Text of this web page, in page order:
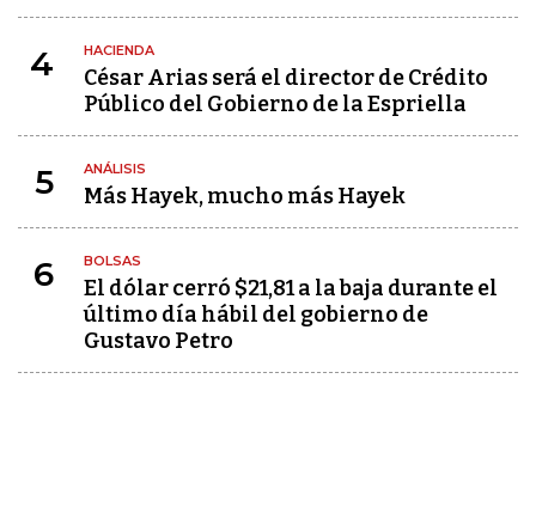
4 HACIENDA
César Arias será el director de Crédito
Público del Gobierno de la Espriella
5 ANÁLISIS
Más Hayek, mucho más Hayek
6 BOLSAS
El dólar cerró $21,81 a la baja durante el
último día hábil del gobierno de
Gustavo Petro